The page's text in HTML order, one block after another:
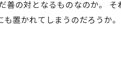
善の対となるものなのか。
も置かれてしまうのだろうか